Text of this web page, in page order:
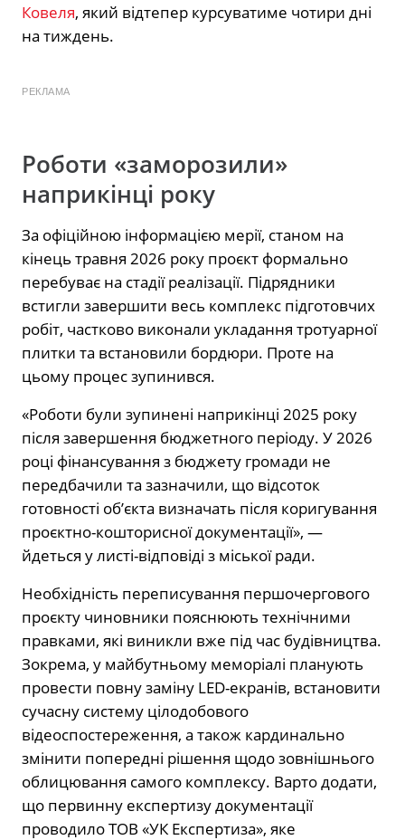
Ковеля, який відтепер курсуватиме чотири дні
на тиждень.
РЕКЛАМА
Роботи «заморозили»
наприкінці року
За офіційною інформацією мерії, станом на
кінець травня 2026 року проєкт формально
перебуває на стадії реалізації. Підрядники
встигли завершити весь комплекс підготовчих
робіт, частково виконали укладання тротуарної
плитки та встановили бордюри. Проте на
цьому процес зупинився.
«Роботи були зупинені наприкінці 2025 року
після завершення бюджетного періоду. У 2026
році фінансування з бюджету громади не
передбачили та зазначили, що відсоток
готовності об’єкта визначать після коригування
проєктно-кошторисної документації», —
йдеться у листі-відповіді з міської ради.
Необхідність переписування першочергового
проєкту чиновники пояснюють технічними
правками, які виникли вже під час будівництва.
Зокрема, у майбутньому меморіалі планують
провести повну заміну LED-екранів, встановити
сучасну систему цілодобового
відеоспостереження, а також кардинально
змінити попередні рішення щодо зовнішнього
облицювання самого комплексу. Варто додати,
що первинну експертизу документації
проводило ТОВ «УК Експертиза», яке